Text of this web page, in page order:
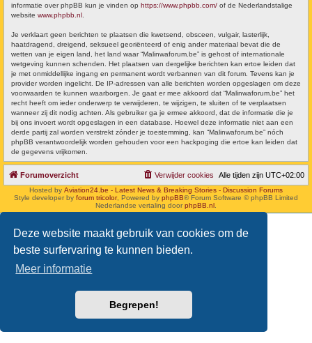
Deze website maakt gebruik van cookies om de
beste surfervaring te kunnen bieden.
Meer informatie
Begrepen!
informatie over phpBB kun je vinden op https://www.phpbb.com/ of de Nederlandstalige
website www.phpbb.nl
Je verklaart geen berichten te plaatsen die kwetsend, obsceen, vulgair, lasterlijk,
haatdragend, dreigend, seksueel georiënteerd of enig ander materiaal bevat die de
wetten van je eigen land, het land waar “Malinwaforum.be” is gehost of internationale
wetgeving kunnen schenden. Het plaatsen van dergelijke berichten kan ertoe leiden dat
je met onmiddellijke ingang en permanent wordt verbannen van dit forum. Tevens kan je
provider worden ingelicht. De IP-adressen van alle berichten worden opgeslagen om deze
voorwaarden te kunnen waarborgen. Je gaat er mee akkoord dat “Malinwaforum.be” het
recht heeft om ieder onderwerp te verwijderen, te wijzigen, te sluiten of te verplaatsen
wanneer zij dit nodig achten. Als gebruiker ga je ermee akkoord, dat de informatie die je
bij ons invoert wordt opgeslagen in een database. Hoewel deze informatie niet aan een
derde partij zal worden verstrekt zónder je toestemming, kan “Malinwaforum.be” nóch
phpBB verantwoordelijk worden gehouden voor een hackpoging die ertoe kan leiden dat
de gegevens vrijkomen.
Forumoverzicht Alle tijden zijn UTC+02:00
Verwijder cookies
Hosted by Aviation24.be - Latest News & Breaking Stories - Discussion Forums
Style developer by forum tricolor, Powered by phpBB® Forum Software © phpBB Limited
Nederlandse vertaling doorphpBB.nl